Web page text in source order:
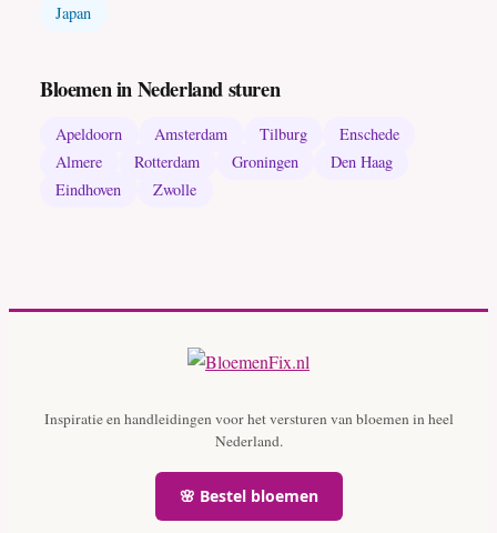
Japan
Bloemen in Nederland sturen
Apeldoorn Amsterdam Tilburg
Enschede
Almere
Rotterdam Groningen
Den Haag
Eindhoven
Zwolle
Inspiratie en handleidingen voor het versturen van bloemen in heel
Nederland.
🌸 Bestel bloemen